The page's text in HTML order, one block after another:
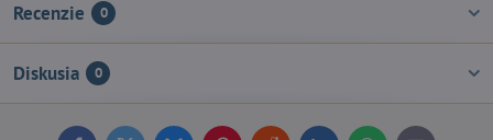
Recenzie 0
Diskusia 0